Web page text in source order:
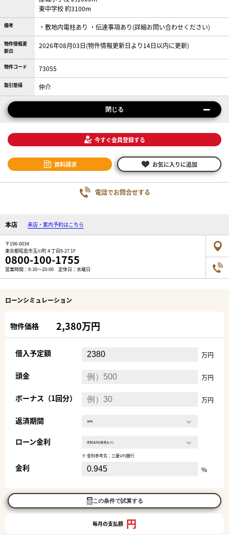
東中学校 約3100m
備考 ・敷地内電柱あり ・伝達事項あり(詳細お問い合わせください)
物件情報更
新日
2026年08月03日(物件情報更新日より14日以内に更新)
物件コード 73055
取引態様 仲介
閉じる
今すぐ会員登録する
資料請求 お気に入りに追加
電話でお問合せする
本店 来店・案内予約はこちら
〒196-0034
東京都昭島市玉川町４丁目9-27 1F
0800-100-1755
営業時間：9:30～20:00 定休日：水曜日
ローンシミュレーション
物件価格 2,380万円
借入予定額 万円
頭金 万円
ボーナス（1回分） 万円
返済期間
ローン金利
※ 金利参考先：三菱UFJ銀行
金利 %
この条件で試算する
毎月の支払額 円